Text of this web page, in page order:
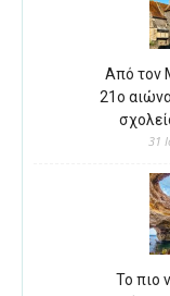
Από τον
21ο
31
Το πιο